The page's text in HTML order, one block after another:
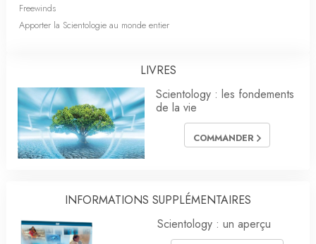
Freewinds
Apporter la Scientologie au monde entier
LIVRES
Scientology : les fondements
de la vie
COMMANDER
INFORMATIONS SUPPLÉMENTAIRES
Scientology : un aperçu